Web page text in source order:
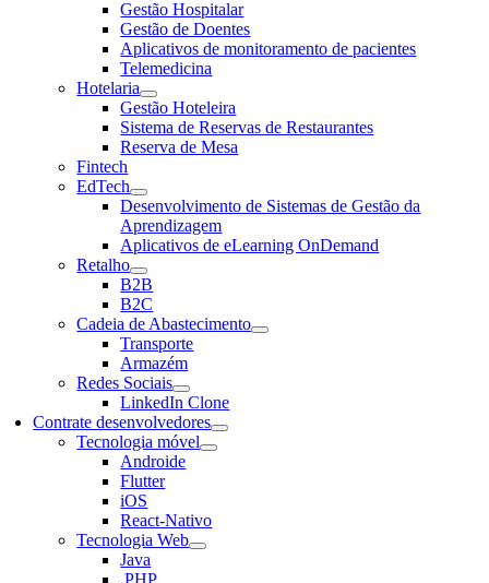
Gestão Hospitalar
Gestão de Doentes
Aplicativos de monitoramento de pacientes
Telemedicina
Hotelaria
Gestão Hoteleira
Sistema de Reservas de Restaurantes
Reserva de Mesa
Fintech
EdTech
Desenvolvimento de Sistemas de Gestão da
Aprendizagem
Aplicativos de eLearning OnDemand
Retalho
B2B
B2C
Cadeia de Abastecimento
Transporte
Armazém
Redes Sociais
LinkedIn Clone
Contrate desenvolvedores
Tecnologia móvel
Androide
Flutter
iOS
React-Nativo
Tecnologia Web
Java
.PHP